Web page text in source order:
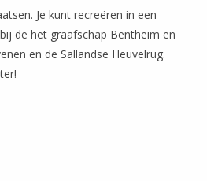
Je kunt recreëren in een
de het graafschap Bentheim en
en de Sallandse Heuvelrug.